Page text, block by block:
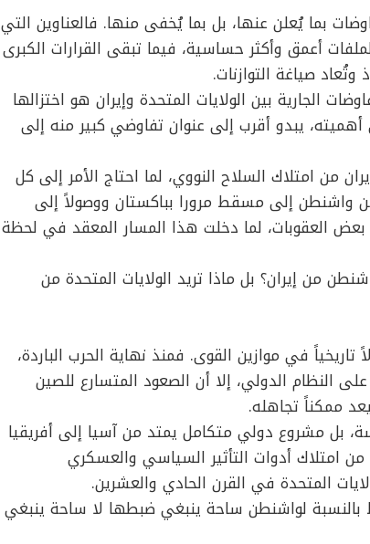
بما يُعلن عنها، بل بما يُخفى منها. فالعناوين التي
أعمق وأكثر حساسية، فيما تبقى القرارات الكبرى
صياغة التوازنات.
الجارية بين الولايات المتحدة وإيران هو اختزالها
أهميته، يبدو أقرب إلى عنوان تفاوضي كبير منه إلى
من امتلاك السلاح النووي، لما احتاج الأمر إلى كل
واشنطن إلى مسقط مرورا بباكستان ووصولاً إلى
العقوبات، لما دخلت هذا المسار المعقد في لحظة
من إيران؟ بل ماذا تريد الولايات المتحدة من
تاريخياً في موازين القوى. فمنذ نهاية الحرب الباردة،
النظام الدولي، إلا أن الصعود المتسارع للصين
ممكناً تجاهله.
بل مشروع دولي متكامل يمتد من آسيا إلى أفريقيا
من امتلاك أدوات التأثير السياسي والعسكري
المتحدة في القرن الحادي والعشرين.
بالنسبة لواشنطن ساحة ينبغي ضبطها لا ساحة ينبغي